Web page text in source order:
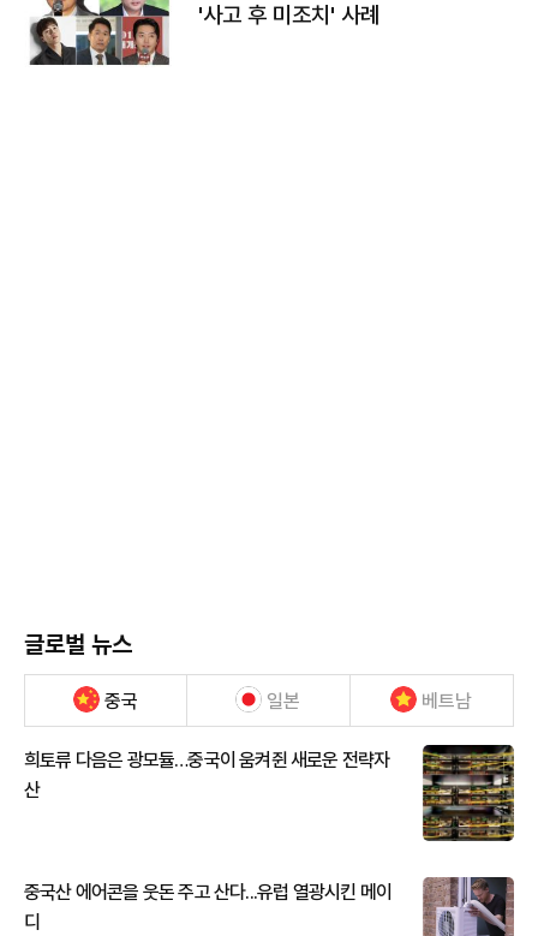
'사고 후 미조치' 사례
글로벌 뉴스
중국 일본 베트남
희토류 다음은 광모듈…중국이 움켜쥔 새로운 전략자
산
중국산 에어콘을 웃돈 주고 산다...유럽 열광시킨 메이
디